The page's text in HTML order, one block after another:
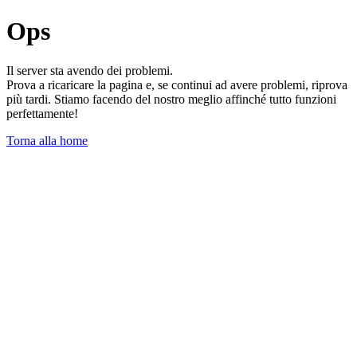
Ops
Il server sta avendo dei problemi.
Prova a ricaricare la pagina e, se continui ad avere problemi, riprova
più tardi. Stiamo facendo del nostro meglio affinché tutto funzioni
perfettamente!
Torna alla home